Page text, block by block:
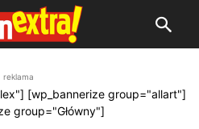
reklama
[wp_bannerize group="allart"]
group="Główny"]